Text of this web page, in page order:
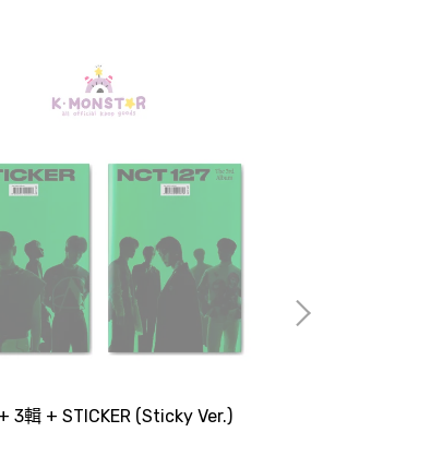
3輯 + STICKER (Sticky Ver.)